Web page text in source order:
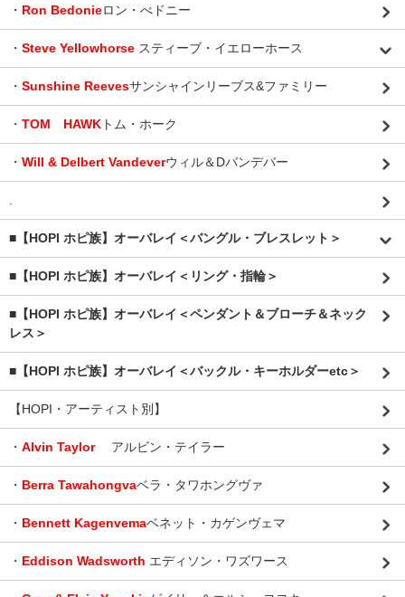
・ Ron Bedonieロン・べドニー
・ Steve Yellowhorse スティーブ・イエローホース
・ Sunshine Reevesサンシャインリーブス&ファミリー
・ TOM HAWK トム・ホーク
・ Will & Delbert Vandeverウィル＆Dバンデバー
.
■【HOPI ホピ族】オーバレイ＜バングル・ブレスレット＞
■【HOPI ホピ族】オーバレイ＜リング・指輪＞
■【HOPI ホピ族】オーバレイ＜ペンダント＆ブローチ＆ネック
レス＞
■【HOPI ホピ族】オーバレイ＜バックル・キーホルダーetc＞
【HOPI・アーティスト別】
・ Alvin Taylor アルビン・テイラー
・ Berra Tawahongvaベラ・タワホングヴァ
・ Bennett Kagenvemaベネット・カゲンヴェマ
・ Eddison Wadsworth エディソン・ワズワース